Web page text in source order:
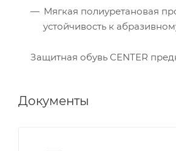
Мягкая полиуретановая
устойчивость к
Защитная обувь CENTER
Документы